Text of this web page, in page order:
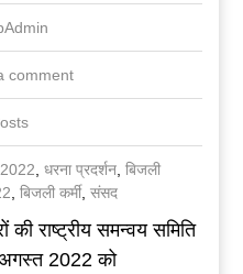
comment
धरना प्रदर्शन, बिजली
बिजली कर्मी, संसद
की राष्ट्रीय समन्वय समिति
2022 को